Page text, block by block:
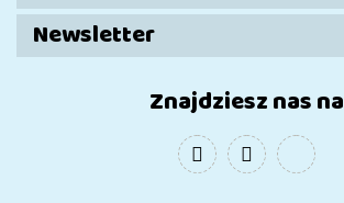
Newsletter
Znajdziesz nas na